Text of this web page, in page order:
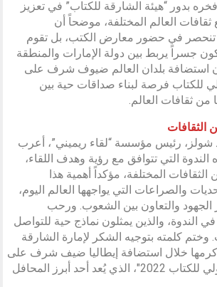
بدور “هيئة الشارقة للكتاب” في تعزيز
العالم المختلفة، موضحاً أن
لا تنحصر في حضور معارض الكتب، بل تقوم
جسراً يربط بين دولة الإمارات والمنطقة
استضافة بلدان العالم ضيوف شرف على
للكتاب فرصة لبناء صداقات حية بين
من ثقافات العالم.
الثقافات
شولز، رئيس مؤسسة “لقاء ريميني”، أعرب
الندوة التي تتوافق مع رؤية وهدف اللقاء،
الثقافات المختلفة، مؤكداً أهمية هذا
والصراعات التي يواجهها العالم اليوم،
والتعاون بين الشعوب. ورحب
الندوة، والذين يمثلون نماذج حية للتواصل
وختم كلمته بتوجيه الشكر لإمارة الشارقة
خلال استضافة إيطاليا ضيف شرف على
“معرض الشارقة الدولي للكتاب 2022″، الذي يُعد أحد أبرز المحافل